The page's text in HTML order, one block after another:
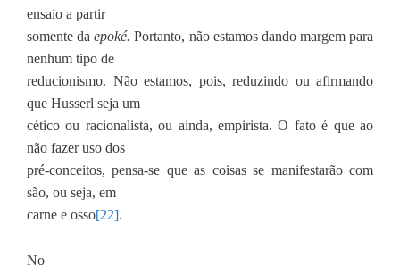
ensaio a partir
somente daepoké. Portanto, não estamos dando margem para
nenhum tipo de
reducionismo. Não estamos, pois, reduzindo ou afirmando
que Husserl seja um
cético ou racionalista, ou ainda, empirista. O fato é que ao
não fazer uso dos
pré-conceitos, pensa-se que as coisas se manifestarão com
são, ou seja, em
carne e osso[22].
No